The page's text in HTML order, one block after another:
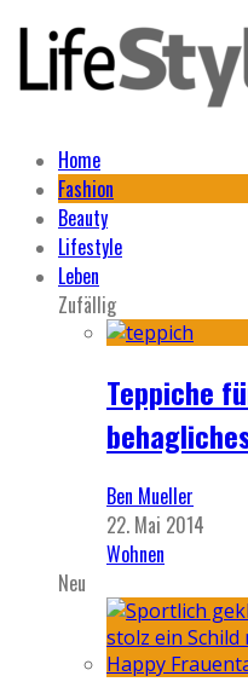
Home
Fashion
Beauty
Lifestyle
Leben
Zufällig
Teppiche
Ben Mueller
22. Mai 2014
Wohnen
Neu